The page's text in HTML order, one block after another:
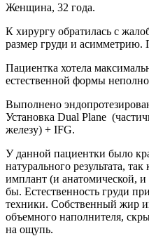
Женщина, 32 года.
К хирургу обратилась с
размер груди и асимметрию.
Пациентка хотела
естественной формы
Выполнено
Установка Dual Plane
железу) + IFG.
У данной пациентки было
натурального результата,
имплант (и анатомической,
бы. Естественность груди
техники. Собственный жир
объемного наполнителя,
на ощупь.